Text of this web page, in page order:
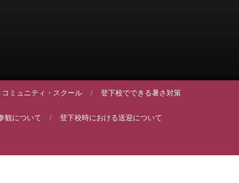
コミュニティ・スクール 登下校でできる暑さ対策
観について 登下校時における送迎について